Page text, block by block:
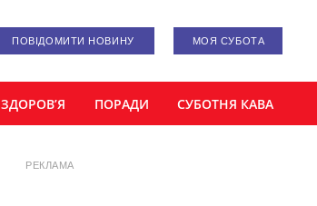
ПОВІДОМИТИ НОВИНУ МОЯ СУБОТА
ЗДОРОВ’Я ПОРАДИ СУБОТНЯ КАВА
РЕКЛАМА